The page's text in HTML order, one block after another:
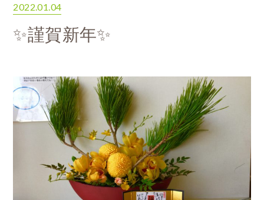
2022.01.04
✨謹賀新年✨